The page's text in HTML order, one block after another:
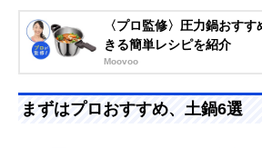
〈プロ監修〉圧力鍋おす
きる簡単レシピを紹介
Moovoo
まずはプロおすすめ、土鍋6選